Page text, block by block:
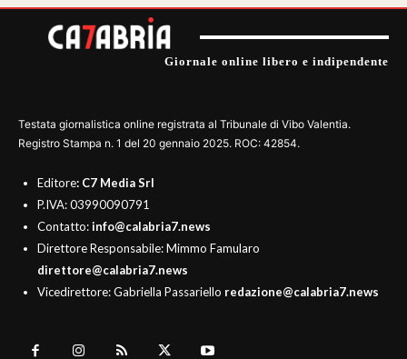
Giornale online libero e indipendente
Testata giornalistica online registrata al Tribunale di Vibo Valentia.
Registro Stampa n. 1 del 20 gennaio 2025. ROC: 42854.
Editore: C7 Media Srl
P.IVA: 03990090791
Contatto:info@calabria7.news
Direttore Responsabile: Mimmo Famularo
direttore@calabria7.news
Vicedirettore: Gabriella Passariello redazione@calabria7.news